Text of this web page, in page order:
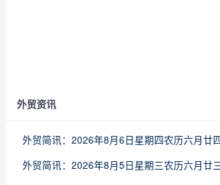
外贸资讯
外贸简讯：2026年8月6日星期四农历六月廿
外贸简讯：2026年8月5日星期三农历六月廿